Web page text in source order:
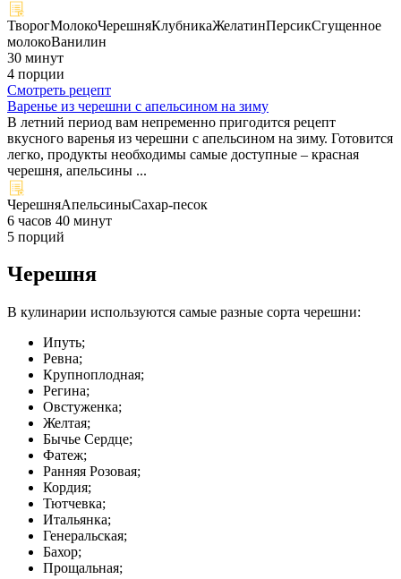
ТворогМолокоЧерешняКлубникаЖелатинПерсикСгущенное
молокоВанилин
30 минут
4 порции
Смотреть рецепт
Варенье из черешни с апельсином на зиму
В летний период вам непременно пригодится рецепт
вкусного варенья из черешни с апельсином на зиму. Готовится
легко, продукты необходимы самые доступные – красная
черешня, апельсины ...
ЧерешняАпельсиныСахар-песок
6 часов 40 минут
5 порций
Черешня
В кулинарии используются самые разные сорта черешни:
Ипуть;
Ревна;
Крупноплодная;
Регина;
Овстуженка;
Желтая;
Бычье Сердце;
Фатеж;
Ранняя Розовая;
Кордия;
Тютчевка;
Итальянка;
Генеральская;
Бахор;
Прощальная;